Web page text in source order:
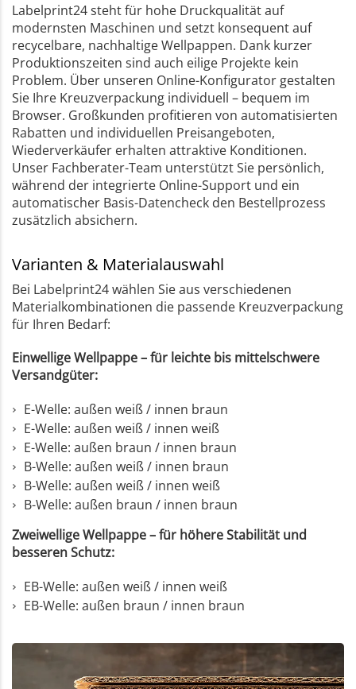
Labelprint24 steht für hohe Druckqualität auf
modernsten Maschinen und setzt konsequent auf
recycelbare, nachhaltige Wellpappen. Dank kurzer
Produktionszeiten sind auch eilige Projekte kein
Problem. Über unseren Online-Konfigurator gestalten
Sie Ihre Kreuzverpackung individuell – bequem im
Browser. Großkunden profitieren von automatisierten
Rabatten und individuellen Preisangeboten,
Wiederverkäufer erhalten attraktive Konditionen.
Unser Fachberater-Team unterstützt Sie persönlich,
während der integrierte Online-Support und ein
automatischer Basis-Datencheck den Bestellprozess
zusätzlich absichern.
Varianten & Materialauswahl
Bei Labelprint24 wählen Sie aus verschiedenen
Materialkombinationen die passende Kreuzverpackung
für Ihren Bedarf:
Einwellige Wellpappe – für leichte bis mittelschwere
Versandgüter:
E-Welle: außen weiß / innen braun
E-Welle: außen weiß / innen weiß
E-Welle: außen braun / innen braun
B-Welle: außen weiß / innen braun
B-Welle: außen weiß / innen weiß
B-Welle: außen braun / innen braun
Zweiwellige Wellpappe – für höhere Stabilität und
besseren Schutz:
EB-Welle: außen weiß / innen weiß
EB-Welle: außen braun / innen braun